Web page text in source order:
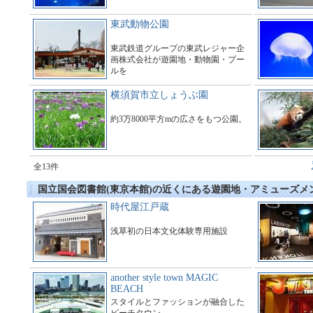
東武動物公園
東武鉄道グループの東武レジャー企
画株式会社が遊園地・動物園・プー
ルを
施設である。
横須賀市立しょうぶ園
約3万8000平方mの広さをもつ公園。
全13件
国立国会図書館(東京本館)の近くにある遊園地・アミューズメ
時代屋江戸蔵
浅草初の日本文化体験専用施設
another style town MAGIC
BEACH
スタイルとファッションが融合した